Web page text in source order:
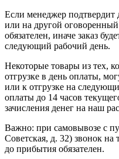
Если менеджер подтвердит
или на другой
обязателен, иначе заказ
следующий рабочий день.
Некоторые товары из тех,
отгрузке в день оплаты,
или к отгрузке на
оплаты до 14 часов
зачисления денег на наш
Важно: при самовывозе с
Советская, д. 32) звонок на
до прибытия обязателен.